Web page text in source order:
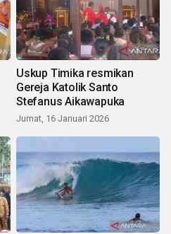
Uskup Timika resmikan
Gereja Katolik Santo
Stefanus Aikawapuka
Jumat, 16 Januari 2026